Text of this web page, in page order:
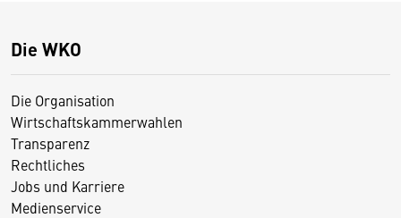
Die WKO
Die Organisation
Wirtschaftskammerwahlen
Transparenz
Rechtliches
Jobs und Karriere
Medienservice